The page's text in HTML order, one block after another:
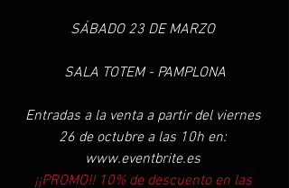
SÁBADO 23 DE MARZO
SALA TOTEM - PAMPLONA
Entradas a la venta a partir del viernes
26 de octubre a las 10h en:
www.eventbrite.es
¡¡PROMO!! 10% de descuento en las